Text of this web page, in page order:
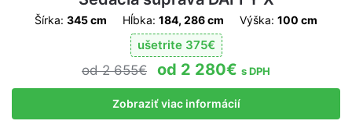
Šírka: 345 cm Hĺbka: 184, 286 cm Výška: 100 cm
ušetrite 375€
2 655€ 2 280€ s DPH
Zobraziť viac informácií